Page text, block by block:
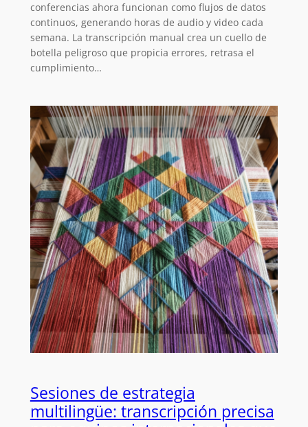
conferencias ahora funcionan como flujos de datos
continuos, generando horas de audio y video cada
semana. La transcripción manual crea un cuello de
botella peligroso que propicia errores, retrasa el
cumplimiento…
Sesiones de estrategia
multilingüe: transcripción precisa